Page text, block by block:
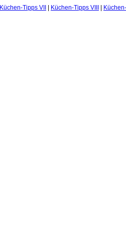
Küchen-Tipps VII Küchen-Tipps VIII